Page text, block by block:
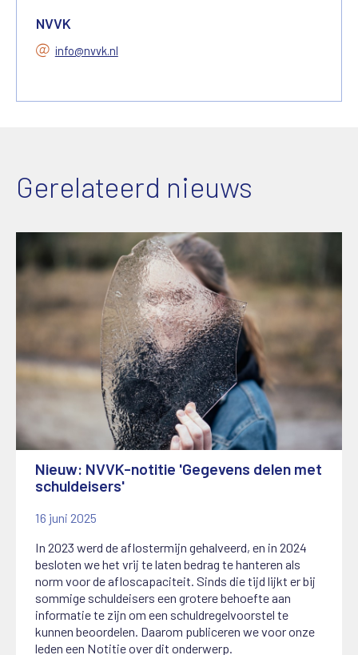
NVVK
info@nvvk.nl
Gerelateerd nieuws
Nieuw: NVVK-notitie 'Gegevens delen met
schuldeisers'
16 juni 2025
In 2023 werd de aflostermijn gehalveerd, en in 2024
besloten we het vrij te laten bedrag te hanteren als
norm voor de afloscapaciteit. Sinds die tijd lijkt er bij
sommige schuldeisers een grotere behoefte aan
informatie te zijn om een schuldregelvoorstel te
kunnen beoordelen. Daarom publiceren we voor onze
leden een Notitie over dit onderwerp.